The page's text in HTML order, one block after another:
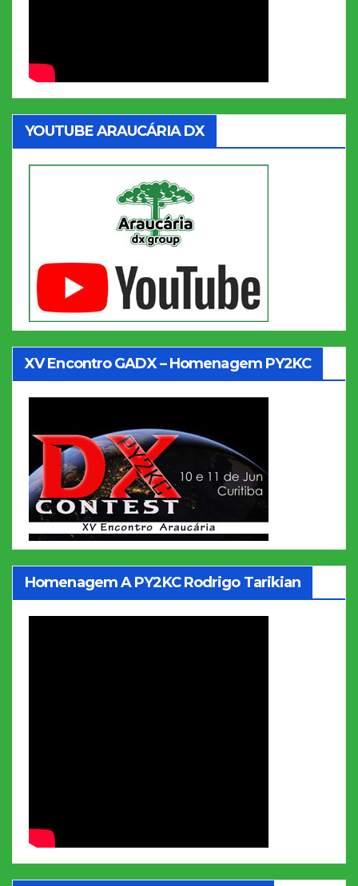
YOUTUBE ARAUCÁRIA DX
XV Encontro GADX – Homenagem PY2KC
Homenagem A PY2KC Rodrigo Tarikian